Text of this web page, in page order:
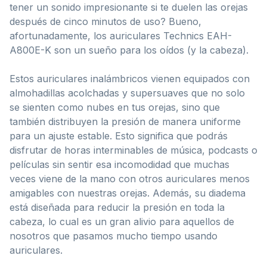
tener un sonido impresionante si te duelen las orejas
después de cinco minutos de uso? Bueno,
afortunadamente, los auriculares Technics EAH-
A800E-K son un sueño para los oídos (y la cabeza).
Estos auriculares inalámbricos vienen equipados con
almohadillas acolchadas y supersuaves que no solo
se sienten como nubes en tus orejas, sino que
también distribuyen la presión de manera uniforme
para un ajuste estable. Esto significa que podrás
disfrutar de horas interminables de música, podcasts o
películas sin sentir esa incomodidad que muchas
veces viene de la mano con otros auriculares menos
amigables con nuestras orejas. Además, su diadema
está diseñada para reducir la presión en toda la
cabeza, lo cual es un gran alivio para aquellos de
nosotros que pasamos mucho tiempo usando
auriculares.